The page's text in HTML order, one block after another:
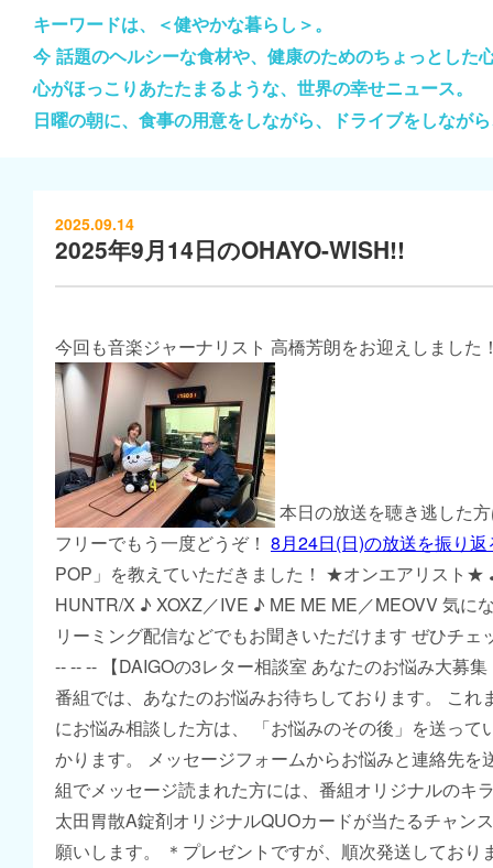
キーワードは、＜健やかな暮らし＞。
今 話題のヘルシーな食材や、健康のためのちょっとし
心がほっこりあたたまるような、世界の幸せニュース。
日曜の朝に、食事の用意をしながら、ドライブをしなが
2025.09.14
2025年9月14日のOHAYO-WISH!!
今回も音楽ジャーナリスト 高橋芳朗をお迎えしました
本日の放送を聴き逃した
フリーでもう一度どうぞ！ 8月24日(日)の放送を振り返
POP」を教えていただきました！ ★オンエアリスト★
HUNTR/X ♪ XOXZ／IVE ♪ ME ME ME／MEOVV 気に
リーミング配信などでもお聞きいただけます ぜひチェ
-- -- -- 【DAIGOの3レター相談室 あなたのお悩み大募
番組では、あなたのお悩みお待ちしております。 これ
にお悩み相談した方は、 「お悩みのその後」を送って
かります。 メッセージフォームからお悩みと連絡先を
組でメッセージ読まれた方には、番組オリジナルのキ
太田胃散A錠剤オリジナルQUOカードが当たるチャン
願いします。 ＊プレゼントですが、順次発送してお